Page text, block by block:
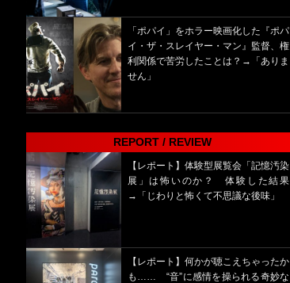
「ポパイ」をホラー映画化した『ポパ
イ・ザ・スレイヤー・マン』監督、権
利関係で苦労したことは？→「ありま
せん」
REPORT / REVIEW
【レポート】体験型展覧会「記憶汚染
展」は怖いのか？ 体験した結果
→「じわりと怖くて不思議な後味」
【レポート】何かが聴こえちゃったか
も…… “音”に感情を操られる奇妙な